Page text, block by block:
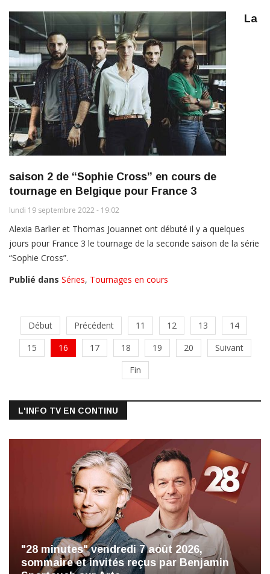
La
saison 2 de “Sophie Cross” en cours de
tournage en Belgique pour France 3
lundi 19 septembre 2022 - 19:02
Alexia Barlier et Thomas Jouannet ont débuté il y a quelques
jours pour France 3 le tournage de la seconde saison de la série
“Sophie Cross”.
Publié dans Séries, Tournages en cours
Début Précédent 11 12 13
14
15
16 17 18 19 20
Suivant
Fin
L'INFO TV EN CONTINU
"28 minutes" vendredi 7 août 2026,
sommaire et invités reçus par Benjamin